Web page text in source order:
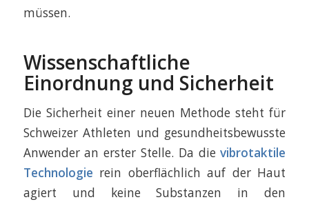
müssen.
Wissenschaftliche
Einordnung und Sicherheit
Die Sicherheit einer neuen Methode steht für
Schweizer Athleten und gesundheitsbewusste
Anwender an erster Stelle. Da dievibrotaktile
Technologie rein oberflächlich auf der Haut
agiert und keine Substanzen in den